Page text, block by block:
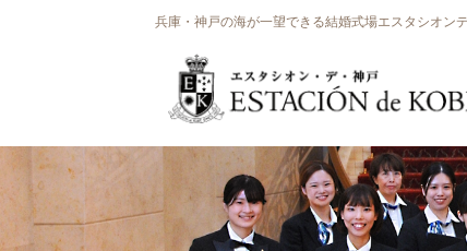
兵庫・神戸の海が一望できる結婚式場エスタシオン